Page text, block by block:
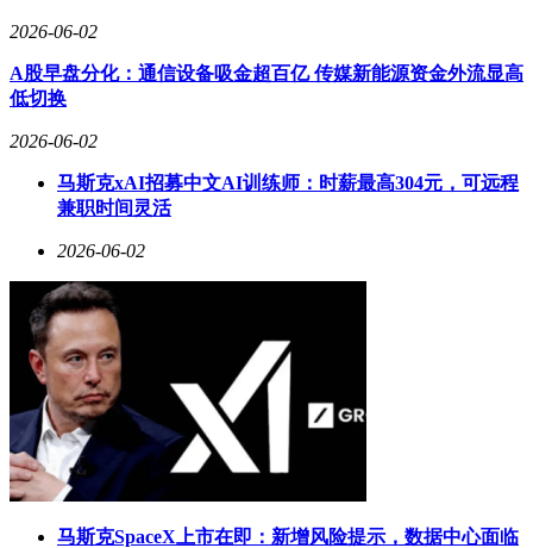
2026-06-02
A股早盘分化：通信设备吸金超百亿 传媒新能源资金外流显高
低切换
2026-06-02
马斯克xAI招募中文AI训练师：时薪最高304元，可远程
兼职时间灵活
2026-06-02
马斯克SpaceX上市在即：新增风险提示，数据中心面临